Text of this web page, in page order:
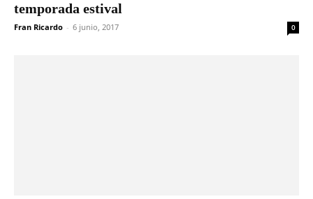
temporada estival
Fran Ricardo - 6 junio, 2017 0